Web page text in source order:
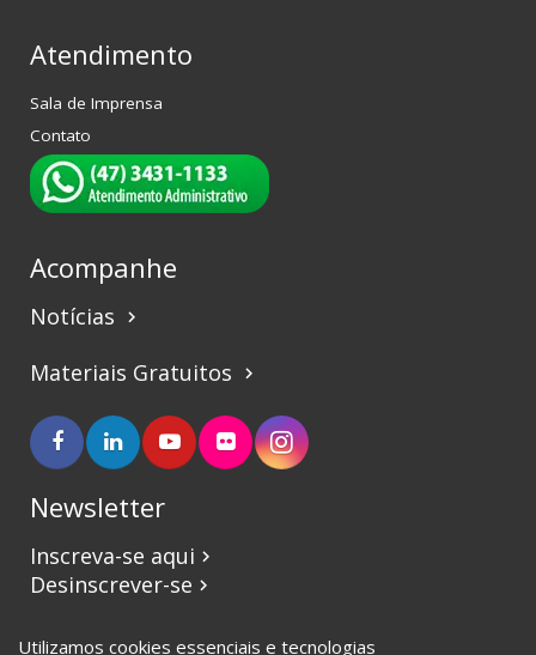
Atendimento
Sala de Imprensa
Contato
Acompanhe
Notícias keyboard_arrow_right
Materiais Gratuitos keyboard_arrow_right
Newsletter
Inscreva-se aqui keyboard_arrow_right
Desinscrever-se keyboard_arrow_right
Utilizamos cookies essenciais e tecnologias